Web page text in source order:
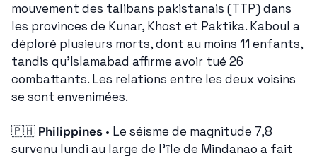
mouvement des talibans pakistanais (TTP) dans
les provinces de Kunar, Khost et Paktika. Kaboul a
déploré plusieurs morts, dont au moins 11 enfants,
tandis qu'Islamabad affirme avoir tué 26
combattants. Les relations entre les deux voisins
se sont envenimées.
🇵🇭 Philippines • Le séisme de magnitude 7,8
survenu lundi au large de l'île de Mindanao a fait